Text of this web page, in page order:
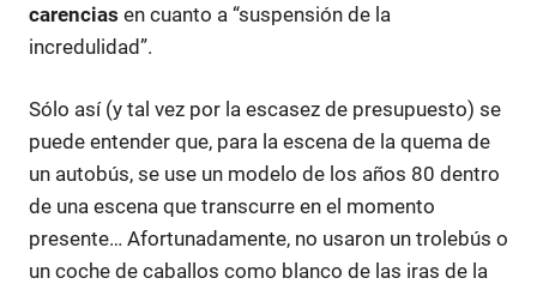
carencias en cuanto a “suspensión de la
incredulidad”.
Sólo así (y tal vez por la escasez de presupuesto) se
puede entender que, para la escena de la quema de
un autobús, se use un modelo de los años 80 dentro
de una escena que transcurre en el momento
presente… Afortunadamente, no usaron un trolebús o
un coche de caballos como blanco de las iras de la